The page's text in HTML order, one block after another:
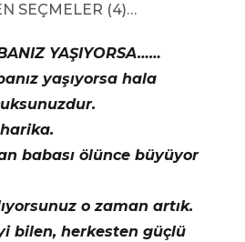
SEÇMELER (4)…
YAŞIYORSA……
yaşıyorsa hala
babası ölünce büyüyor
o zaman artık.
bilen, herkesten güçlü